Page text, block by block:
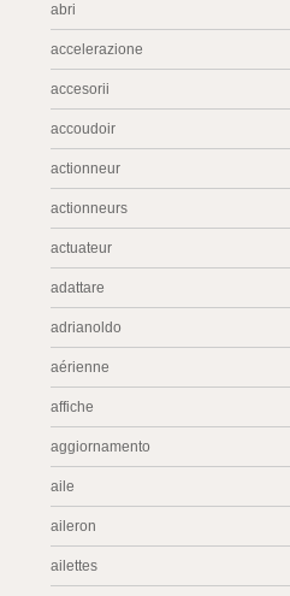
abri
accelerazione
accesorii
accoudoir
actionneur
actionneurs
actuateur
adattare
adrianoldo
aérienne
affiche
aggiornamento
aile
aileron
ailettes